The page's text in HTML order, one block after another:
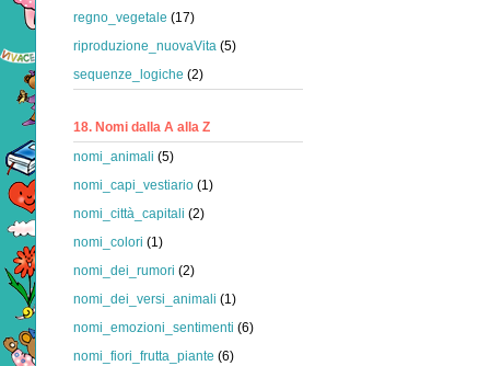
regno_vegetale (17)
riproduzione_nuovaVita (5)
sequenze_logiche (2)
18. Nomi dalla A alla Z
nomi_animali (5)
nomi_capi_vestiario (1)
nomi_città_capitali (2)
nomi_colori (1)
nomi_dei_rumori (2)
nomi_dei_versi_animali (1)
nomi_emozioni_sentimenti (6)
nomi_fiori_frutta_piante (6)